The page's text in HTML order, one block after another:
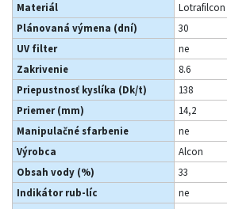
Materiál
Lotrafilcon
Plánovaná výmena (dní)
30
UV filter
ne
Zakrivenie
8.6
Priepustnosť kyslíka (Dk/t)
138
Priemer (mm)
14,2
Manipulačné sfarbenie
ne
Výrobca
Alcon
Obsah vody (%)
33
Indikátor rub-líc
ne